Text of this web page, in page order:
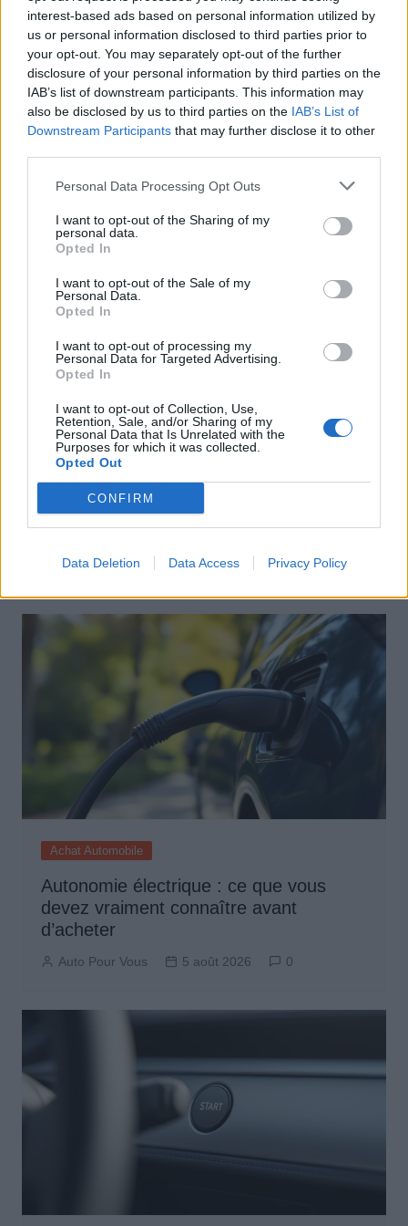
interest-based ads based on personal information utilized by
us or personal information disclosed to third parties prior to
your opt-out. You may separately opt-out of the further
disclosure of your personal information by third parties on the
IAB’s list of downstream participants. This information may
also be disclosed by us to third parties on the IAB’s List of
Downstream Participants that may further disclose it to other
Personal Data Processing Opt Outs
I want to opt-out of the Sharing of my
personal data.
Opted In
I want to opt-out of the Sale of my
Personal Data.
Opted In
I want to opt-out of processing my
Personal Data for Targeted Advertising.
Opted In
I want to opt-out of Collection, Use,
Retention, Sale, and/or Sharing of my
Personal Data that Is Unrelated with the
Purposes for which it was collected.
Opted Out
CONFIRM
Data Deletion Data Access Privacy Policy
Auto Pour Vous
Navigation
l’article
Précédent Suivant
Elon Musk nuirait gravement à Tesla
selon une étude européenne
Auto Pour Vous 5 août 2026 0
Achat Automobile
Autonomie électrique : ce que vous
devez vraiment connaître avant
d’acheter
Auto Pour Vous 5 août 2026 0